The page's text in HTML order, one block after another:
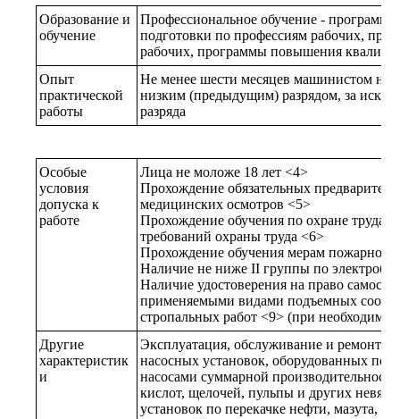
Образование и
обучение
Профессиональное обучение -
подготовки по профессиям рабочих,
рабочих, программы повышения
Опыт
практической
работы
Не менее шести месяцев машинистом
низким (предыдущим) разрядом, за
разряда
Особые
условия
допуска к
работе
Лица не моложе 18 лет <4>
Прохождение обязательных
медицинских осмотров <5>
Прохождение обучения по охране труда
требований охраны труда <6>
Прохождение обучения мерам пожарной
Наличие не ниже II группы по
Наличие удостоверения на право
применяемыми видами подъемных
стропальных работ <9> (при
Другие
характеристик
и
Эксплуатация, обслуживание и ремонт:
насосных установок, оборудованных
насосами суммарной
кислот, щелочей, пульпы и других
установок по перекачке нефти, мазута,